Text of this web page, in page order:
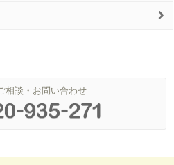
相談・お問い合わせ